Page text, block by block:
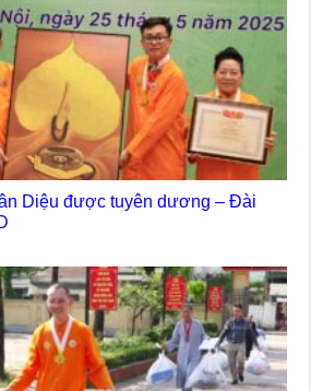
Diệu được tuyên dương – Đài